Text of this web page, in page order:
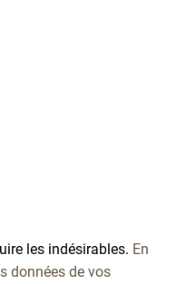
les indésirables. En
données de vos